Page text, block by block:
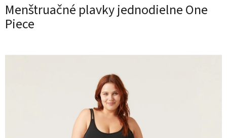
Menštruačné plavky jednodielne One
Piece